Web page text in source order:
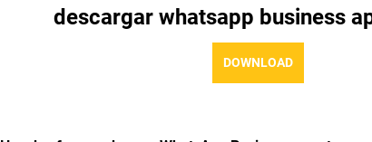
descargar whatsapp business
DOWNLOAD